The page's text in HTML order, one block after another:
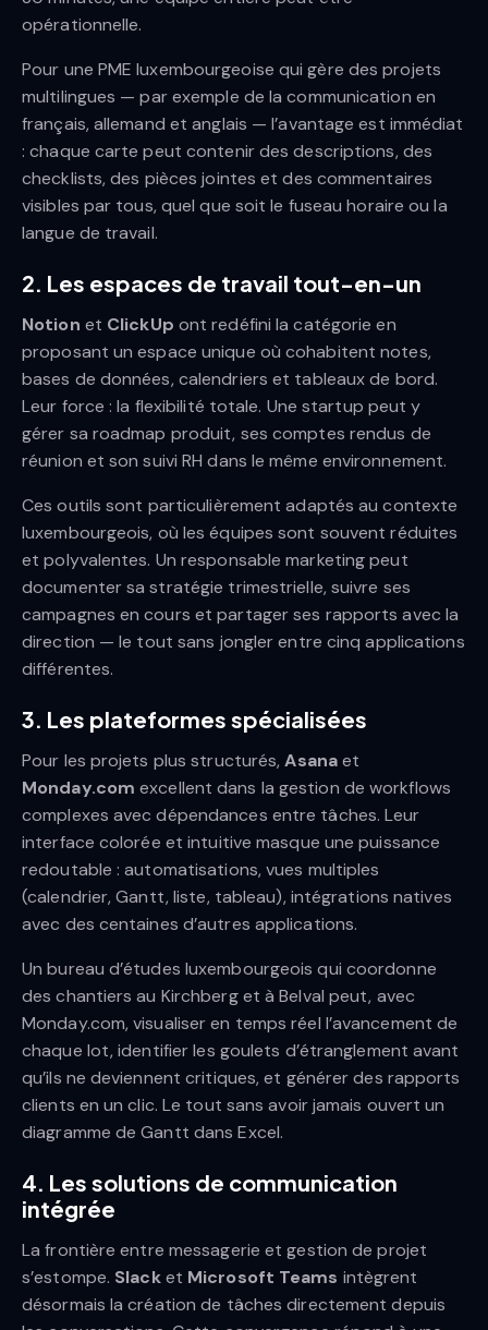
opérationnelle.
Pour une PME luxembourgeoise qui gère des projets
multilingues — par exemple de la communication en
français, allemand et anglais — l’avantage est immédiat
: chaque carte peut contenir des descriptions, des
checklists, des pièces jointes et des commentaires
visibles par tous, quel que soit le fuseau horaire ou la
langue de travail.
2. Les espaces de travail tout-en-un
Notion et ClickUp ont redéfini la catégorie en
proposant un espace unique où cohabitent notes,
bases de données, calendriers et tableaux de bord.
Leur force : la flexibilité totale. Une startup peut y
gérer sa roadmap produit, ses comptes rendus de
réunion et son suivi RH dans le même environnement.
Ces outils sont particulièrement adaptés au contexte
luxembourgeois, où les équipes sont souvent réduites
et polyvalentes. Un responsable marketing peut
documenter sa stratégie trimestrielle, suivre ses
campagnes en cours et partager ses rapports avec la
direction — le tout sans jongler entre cinq applications
différentes.
3. Les plateformes spécialisées
Pour les projets plus structurés,Asanaet
Monday.com excellent dans la gestion de workflows
complexes avec dépendances entre tâches. Leur
interface colorée et intuitive masque une puissance
redoutable : automatisations, vues multiples
(calendrier, Gantt, liste, tableau), intégrations natives
avec des centaines d’autres applications.
Un bureau d’études luxembourgeois qui coordonne
des chantiers au Kirchberg et à Belval peut, avec
Monday.com, visualiser en temps réel l’avancement de
chaque lot, identifier les goulets d’étranglement avant
qu’ils ne deviennent critiques, et générer des rapports
clients en un clic. Le tout sans avoir jamais ouvert un
diagramme de Gantt dans Excel.
4. Les solutions de communication
intégrée
La frontière entre messagerie et gestion de projet
s’estompe. Slacket Microsoft Teams intègrent
désormais la création de tâches directement depuis